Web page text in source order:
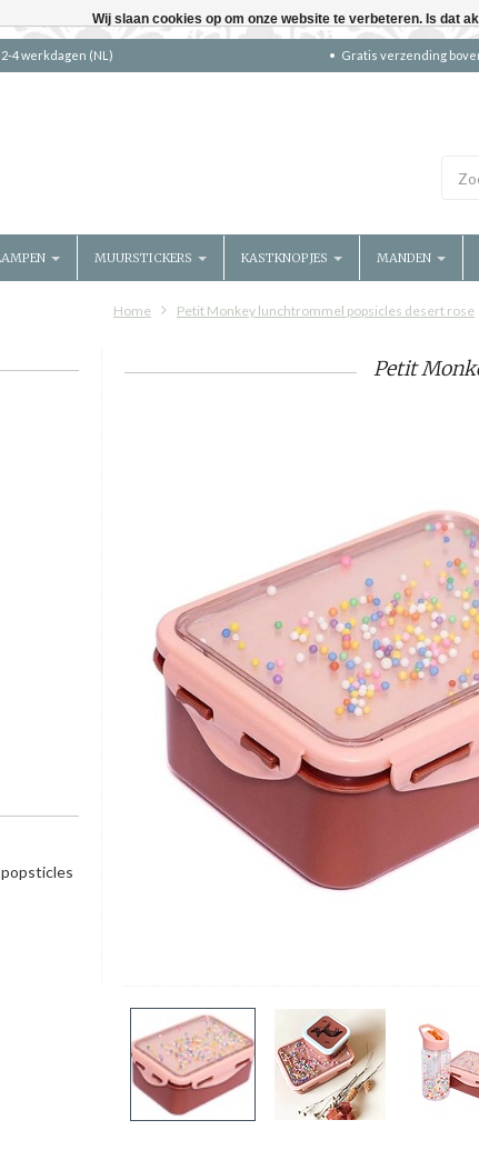
4 werkdagen (NL) Gratis verzending
MUURSTICKERS KASTKNOPJES MANDEN
Home Petit Monkey lunchtrommel popsicles desert rose
Petit
Wij slaan cookies op om onze website te verbeteren. Is dat